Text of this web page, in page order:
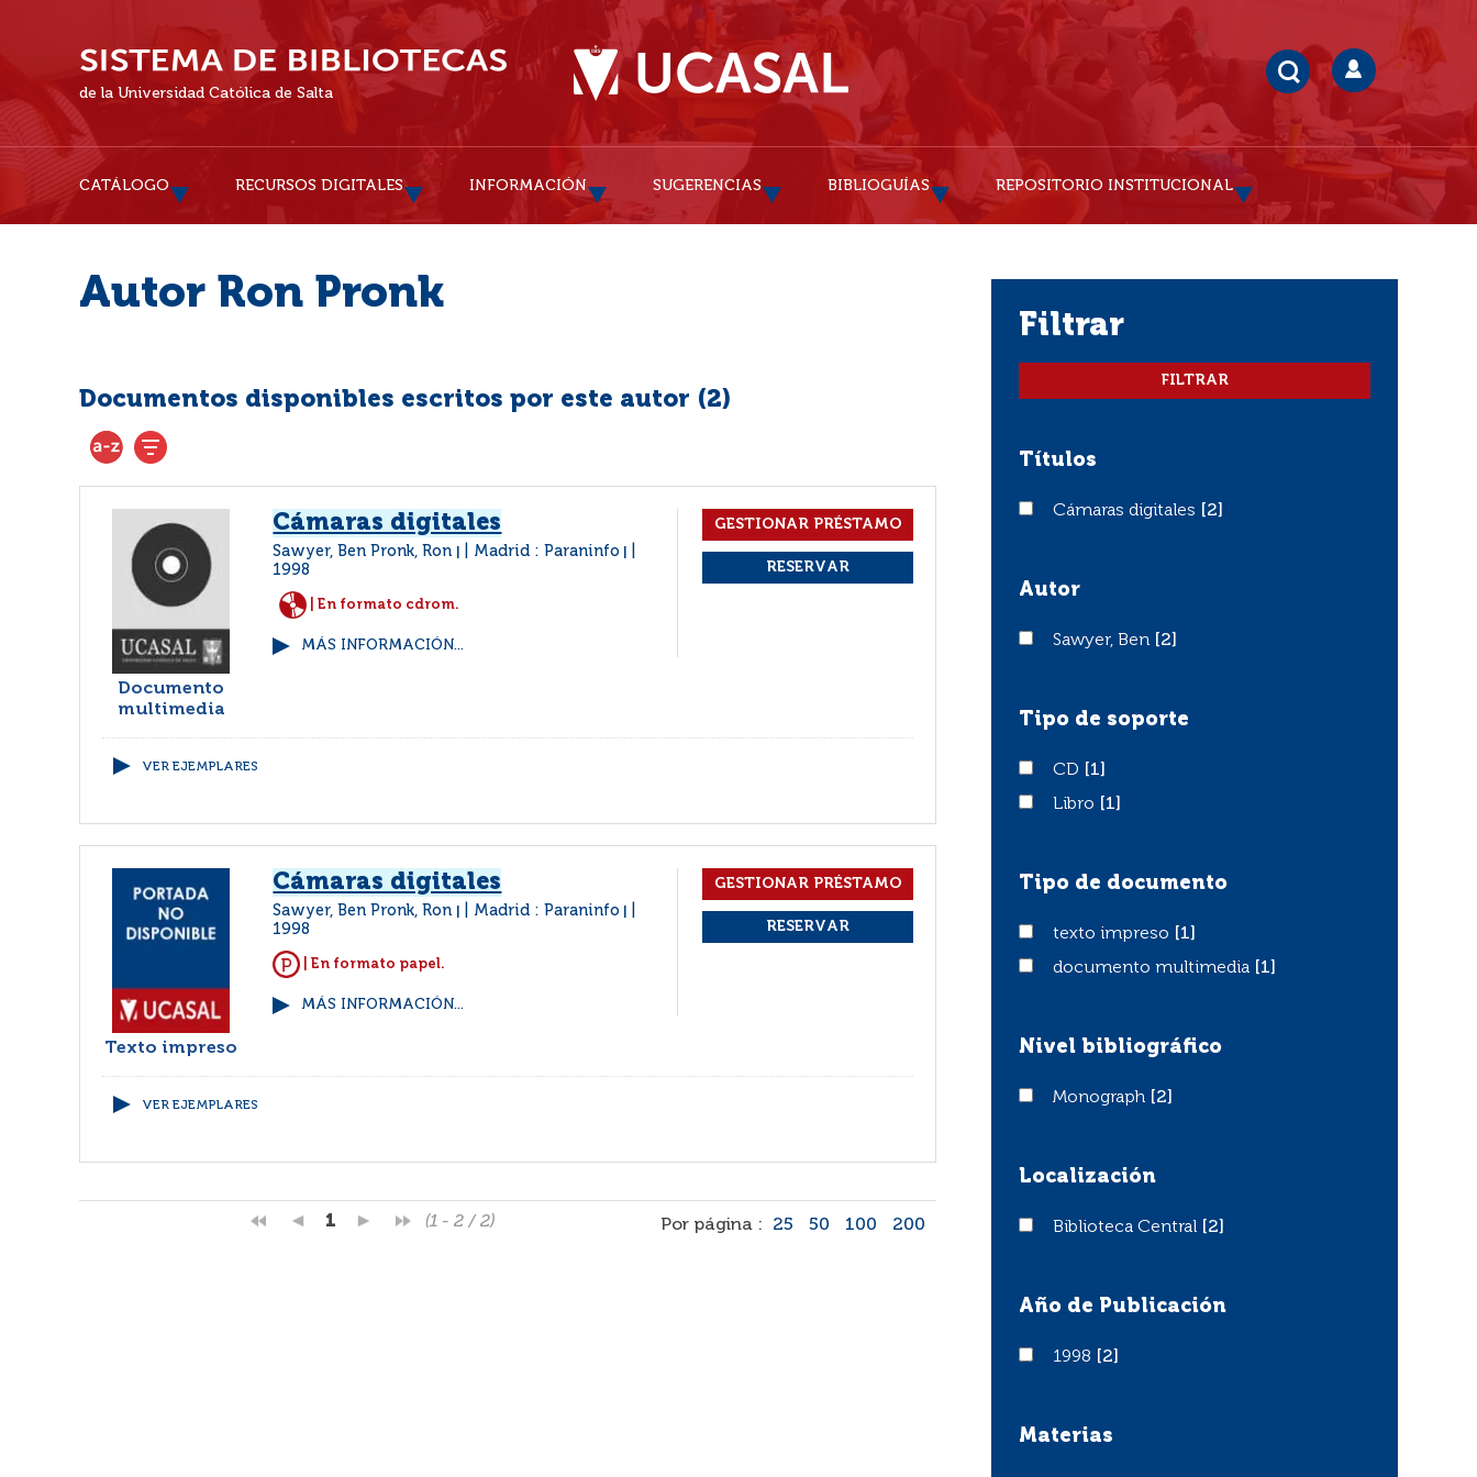
de la Universidad Católica de Salta
CATÁLOGO RECURSOS DIGITALES INFORMACIÓN SUGERENCIAS BIBLIOGUÍAS REPOSITORIO INSTITUCIONAL
Autor Ron Pronk
Documentos disponibles escritos por este autor (2)
Documento
multimedia
Cámaras digitales
Sawyer, Ben Pronk, Ron Madrid : Paraninfo
1998
| En formato cdrom.
MÁS INFORMACIÓN...
VER EJEMPLARES
Texto impreso
Cámaras digitales
Sawyer, Ben Pronk, Ron Madrid : Paraninfo
1998
| En formato papel.
MÁS INFORMACIÓN...
VER EJEMPLARES
1 (1 - 2 / 2) Por página : 25 50 100 200
filtrar
Títulos
Cámaras digitales
Cámaras digitales [2]
Autor
Sawyer, Ben
Sawyer, Ben [2]
Tipo de soporte
CD CD
[1]
LibroLibro [1]
Tipo de documento
texto impreso
texto impreso
[1]
documento multimedia
documento multimedia [1]
Nivel bibliográfico
Monograph
Monograph [2]
Localización
Biblioteca Central
Biblioteca Central [2]
Año de Publicación
19981998 [2]
Materias